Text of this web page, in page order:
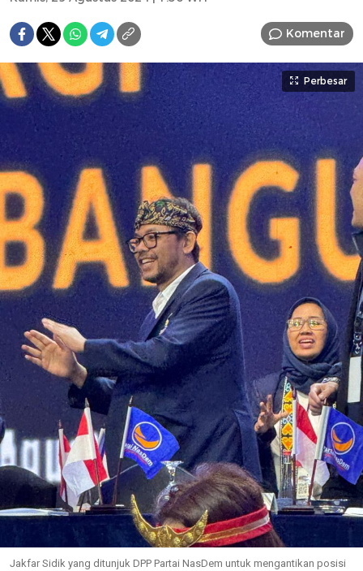
Komentar
Perbesar
Jakfar Sidik yang ditunjuk DPP Partai NasDem untuk mengantikan posisi